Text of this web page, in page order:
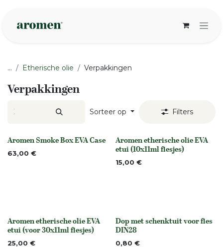
... Etherische olie Verpakkingen
Verpakkingen
Sorteer op Filters
None
Aromen Smoke Box EVA Case
63,00 € None
Aromen etherische olie EVA
etui (10x11ml flesjes)
15,00 €
None
Aromen etherische olie EVA
etui (voor 30x11ml flesjes)
25,00 €
None
Dop met schenktuit voor fles
DIN28
0,80 €